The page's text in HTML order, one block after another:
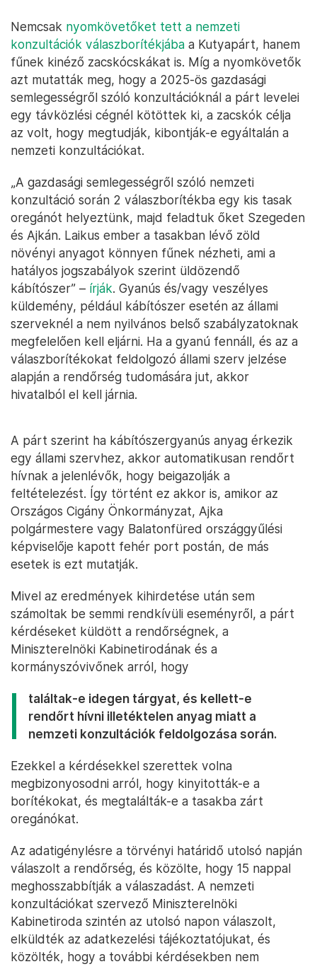
Nemcsak nyomkövetőket tett a nemzeti
konzultációk válaszborítékjába a Kutyapárt, hanem
fűnek kinéző zacskócskákat is. Míg a nyomkövetők
azt mutatták meg, hogy a 2025-ös gazdasági
semlegességről szóló konzultációknál a párt levelei
egy távközlési cégnél kötöttek ki, a zacskók célja
az volt, hogy megtudják, kibontják-e egyáltalán a
nemzeti konzultációkat.
„A gazdasági semlegességről szóló nemzeti
konzultáció során 2 válaszborítékba egy kis tasak
oregánót helyeztünk, majd feladtuk őket Szegeden
és Ajkán. Laikus ember a tasakban lévő zöld
növényi anyagot könnyen fűnek nézheti, ami a
hatályos jogszabályok szerint üldözendő
kábítószer” – írják. Gyanús és/vagy veszélyes
küldemény, például kábítószer esetén az állami
szerveknél a nem nyilvános belső szabályzatoknak
megfelelően kell eljárni. Ha a gyanú fennáll, és az a
válaszborítékokat feldolgozó állami szerv jelzése
alapján a rendőrség tudomására jut, akkor
hivatalból el kell járnia.
A párt szerint ha kábítószergyanús anyag érkezik
egy állami szervhez, akkor automatikusan rendőrt
hívnak a jelenlévők, hogy beigazolják a
feltételezést. Így történt ez akkor is, amikor az
Országos Cigány Önkormányzat, Ajka
polgármestere vagy Balatonfüred országgyűlési
képviselője kapott fehér port postán, de más
esetek is ezt mutatják.
Mivel az eredmények kihirdetése után sem
számoltak be semmi rendkívüli eseményről, a párt
kérdéseket küldött a rendőrségnek, a
Miniszterelnöki Kabinetirodának és a
kormányszóvivőnek arról, hogy
találtak-e idegen tárgyat, és kellett-e
rendőrt hívni illetéktelen anyag miatt a
nemzeti konzultációk feldolgozása során.
Ezekkel a kérdésekkel szerettek volna
megbizonyosodni arról, hogy kinyitották-e a
borítékokat, és megtalálták-e a tasakba zárt
oregánókat.
Az adatigénylésre a törvényi határidő utolsó napján
válaszolt a rendőrség, és közölte, hogy 15 nappal
meghosszabbítják a válaszadást. A nemzeti
konzultációkat szervező Miniszterelnöki
Kabinetiroda szintén az utolsó napon válaszolt,
elküldték az adatkezelési tájékoztatójukat, és
közölték, hogy a további kérdésekben nem